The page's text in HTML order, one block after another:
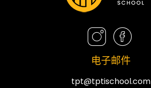
电子邮件
tpt@tptischool.com